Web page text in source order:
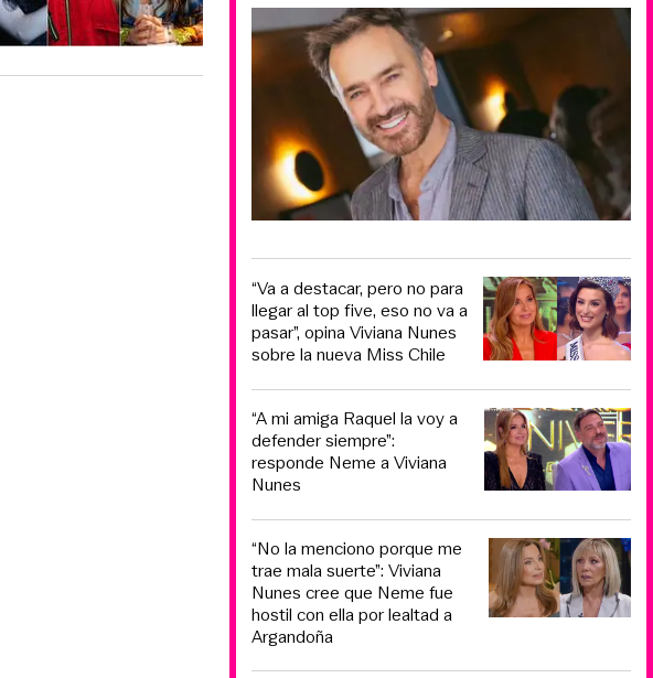
“Va a destacar, pero no para
llegar al top five, eso no va a
pasar”, opina Viviana Nunes
sobre la nueva Miss Chile
“A mi amiga Raquel la voy a
defender siempre”:
responde Neme a Viviana
Nunes
“No la menciono porque me
trae mala suerte”: Viviana
Nunes cree que Neme fue
hostil con ella por lealtad a
Argandoña